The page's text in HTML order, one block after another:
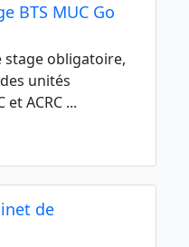
BTS MUC Go
obligatoire,
unités
ACRC ...
de